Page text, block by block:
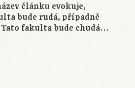
článku evokuje,
bude rudá, případně
fakulta bude chudá…